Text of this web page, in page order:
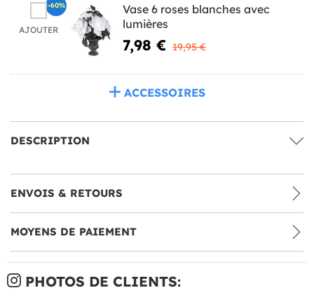
AJOUTER
Vase 6 roses blanches avec
lumières
7,98 € 19,95 €
-60%
ACCESSOIRES
DESCRIPTION
ENVOIS & RETOURS
MOYENS DE PAIEMENT
PHOTOS DE CLIENTS: